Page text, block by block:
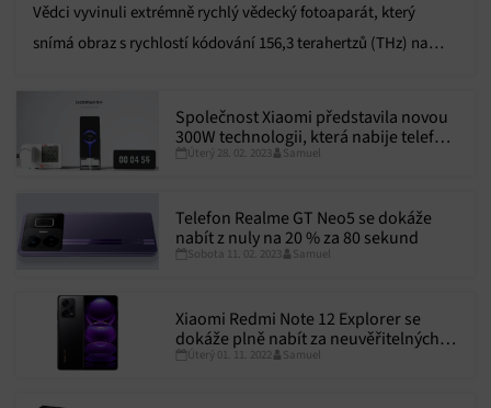
Vědci vyvinuli extrémně rychlý vědecký fotoaparát, který
snímá obraz s rychlostí kódování 156,3 terahertzů (THz) na
sekundu.
Společnost Xiaomi představila novou
300W technologii, která nabije telefon
na 100 % za 5 minut
Úterý 28. 02. 2023 Samuel
Telefon Realme GT Neo5 se dokáže
nabít z nuly na 20 % za 80 sekund
Sobota 11. 02. 2023 Samuel
Xiaomi Redmi Note 12 Explorer se
dokáže plně nabít za neuvěřitelných 9
minut
Úterý 01. 11. 2022 Samuel